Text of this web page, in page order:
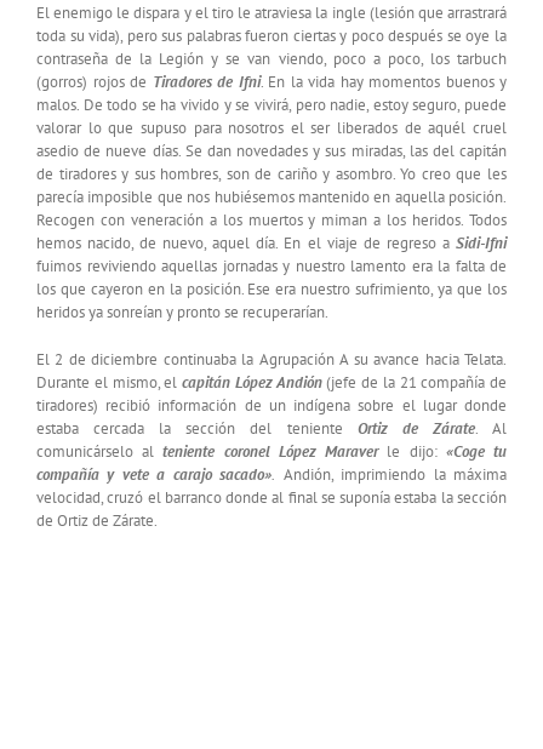
El enemigo le dispara y el tiro le atraviesa la ingle (lesión que arrastrará
toda su vida), pero sus palabras fueron ciertas y poco después se oye la
contraseña de la Legión y se van viendo, poco a poco, los tarbuch
(gorros) rojos de Tiradores de Ifni. En la vida hay momentos buenos y
malos. De todo se ha vivido y se vivirá, pero nadie, estoy seguro, puede
valorar lo que supuso para nosotros el ser liberados de aquél cruel
asedio de nueve días. Se dan novedades y sus miradas, las del capitán
de tiradores y sus hombres, son de cariño y asombro. Yo creo que les
parecía imposible que nos hubiésemos mantenido en aquella posición.
Recogen con veneración a los muertos y miman a los heridos. Todos
hemos nacido, de nuevo, aquel día. En el viaje de regreso a Sidi-Ifni
fuimos reviviendo aquellas jornadas y nuestro lamento era la falta de
los que cayeron en la posición. Ese era nuestro sufrimiento, ya que los
heridos ya sonreían y pronto se recuperarían.
El 2 de diciembre continuaba la Agrupación A su avance hacia Telata.
Durante el mismo, el capitán López Andión(jefe de la 21 compañía de
tiradores) recibió información de un indígena sobre el lugar donde
estaba cercada la sección del teniente Ortiz de Zárate. Al
comunicárselo alteniente coronel López Maraver le dijo: «Coge tu
compañía y vete a carajo sacado». Andión, imprimiendo la máxima
velocidad, cruzó el barranco donde al final se suponía estaba la sección
de Ortiz de Zárate.